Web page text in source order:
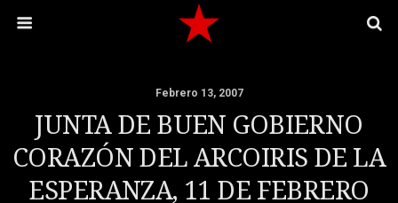
Febrero 13, 2007
JUNTA DE BUEN GOBIERNO
CORAZÓN DEL ARCOIRIS DE LA
ESPERANZA, 11 DE FEBRERO